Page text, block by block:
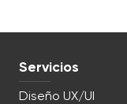
Servicios
Diseño UX/UI